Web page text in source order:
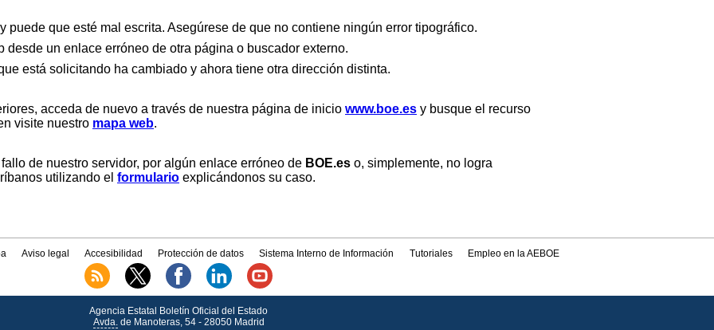
puede que esté mal escrita. Asegúrese de que no contiene ningún error tipográfico.
desde un enlace erróneo de otra página o buscador externo.
está solicitando ha cambiado y ahora tiene otra dirección distinta.
acceda de nuevo a través de nuestra página de inicio www.boe.es y busque el recurso
visite nuestro mapa web.
de nuestro servidor, por algún enlace erróneo de BOE.es o, simplemente, no logra
utilizando el formulario explicándonos su caso.
Aviso legal Accesibilidad Protección de datos Sistema Interno de Información Tutoriales Empleo en la AEBOE
Agencia Estatal Boletín Oficial del Estado
Avda.de Manoteras, 54 - 28050 Madrid